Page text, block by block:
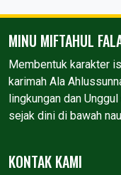
MINU MIFTAHUL
Membentuk karakter
karimah Ala
lingkungan dan
sejak dini di bawah
KONTAK KAMI